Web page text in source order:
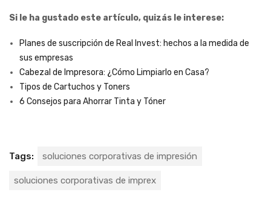
Si le ha gustado este artículo, quizás le interese:
Planes de suscripción de Real Invest: hechos a la medida de
sus empresas
Cabezal de Impresora: ¿Cómo Limpiarlo en Casa?
Tipos de Cartuchos y Toners
6 Consejos para Ahorrar Tinta y Tóner
Tags: soluciones corporativas de impresión
soluciones corporativas de imprex